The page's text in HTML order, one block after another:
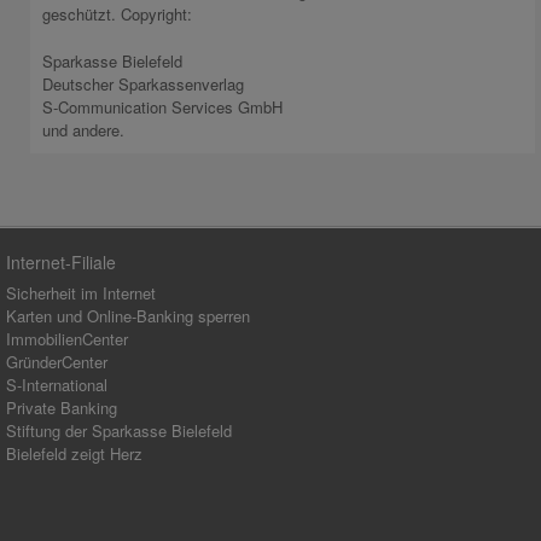
geschützt. Copyright:
Sparkasse Bielefeld
Deutscher Sparkassenverlag
S-Communication Services GmbH
und andere.
Internet-Filiale
Sicherheit im Internet
Karten und Online-Banking sperren
ImmobilienCenter
GründerCenter
S-International
Private Banking
Stiftung der Sparkasse Bielefeld
Bielefeld zeigt Herz